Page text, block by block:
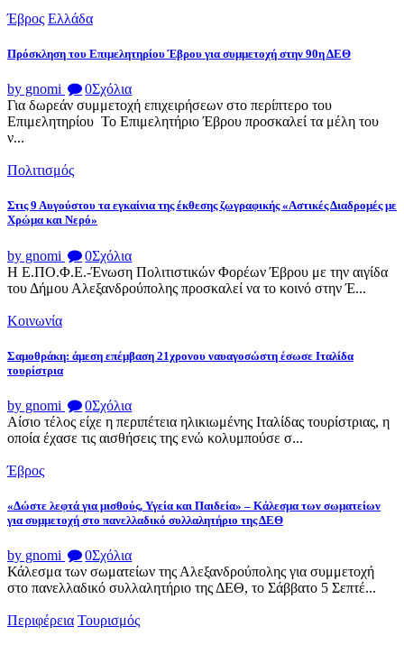
Έβρος Ελλάδα
Πρόσκληση του Επιμελητηρίου Έβρου για συμμετοχή στην 90η ΔΕΘ
by gnomi 0Σχόλια
Για δωρεάν συμμετοχή επιχειρήσεων στο περίπτερο του
Επιμελητηρίου Το Επιμελητήριο Έβρου προσκαλεί τα μέλη του
ν...
Πολιτισμός
Στις 9 Αυγούστου τα εγκαίνια της έκθεσης ζωγραφικής «Αστικές Διαδρομές με
Χρώμα και Νερό»
by gnomi 0Σχόλια
Η Ε.ΠΟ.Φ.Ε.-Ένωση Πολιτιστικών Φορέων Έβρου με την αιγίδα
του Δήμου Αλεξανδρούπολης προσκαλεί να το κοινό στην Έ...
Κοινωνία
Σαμοθράκη: άμεση επέμβαση 21χρονου ναυαγοσώστη έσωσε Ιταλίδα
τουρίστρια
by gnomi 0Σχόλια
Αίσιο τέλος είχε η περιπέτεια ηλικιωμένης Ιταλίδας τουρίστριας, η
οποία έχασε τις αισθήσεις της ενώ κολυμπούσε σ...
Έβρος
«Δώστε λεφτά για μισθούς, Υγεία και Παιδεία» – Κάλεσμα των σωματείων
για συμμετοχή στο πανελλαδικό συλλαλητήριο της ΔΕΘ
by gnomi 0Σχόλια
Κάλεσμα των σωματείων της Αλεξανδρούπολης για συμμετοχή
στο πανελλαδικό συλλαλητήριο της ΔΕΘ, το Σάββατο 5 Σεπτέ...
Περιφέρεια Τουρισμός